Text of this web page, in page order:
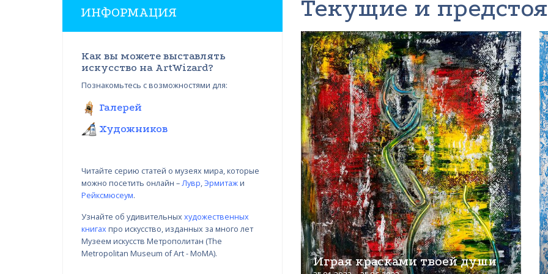
ИНФОРМАЦИЯ
Как вы можете выставлять
искусство на ArtWizard?
Познакомьтесь с возможностями для:
Галерей
Художников
Читайте серию статей о музеях мира, которые
можно посетить онлайн –Лувр,Эрмитажи
Рейксмюсеум.
Узнайте об удивительных художественных
книгах про искусство, изданных за много лет
Музеем искусств Метрополитан (The
Metropolitan Museum of Art - MoMA).
Текущие и
Вариации в цвете, Николай
Янакиев I
22.03.2018 - 31.09.2018 Играя красками твоей души